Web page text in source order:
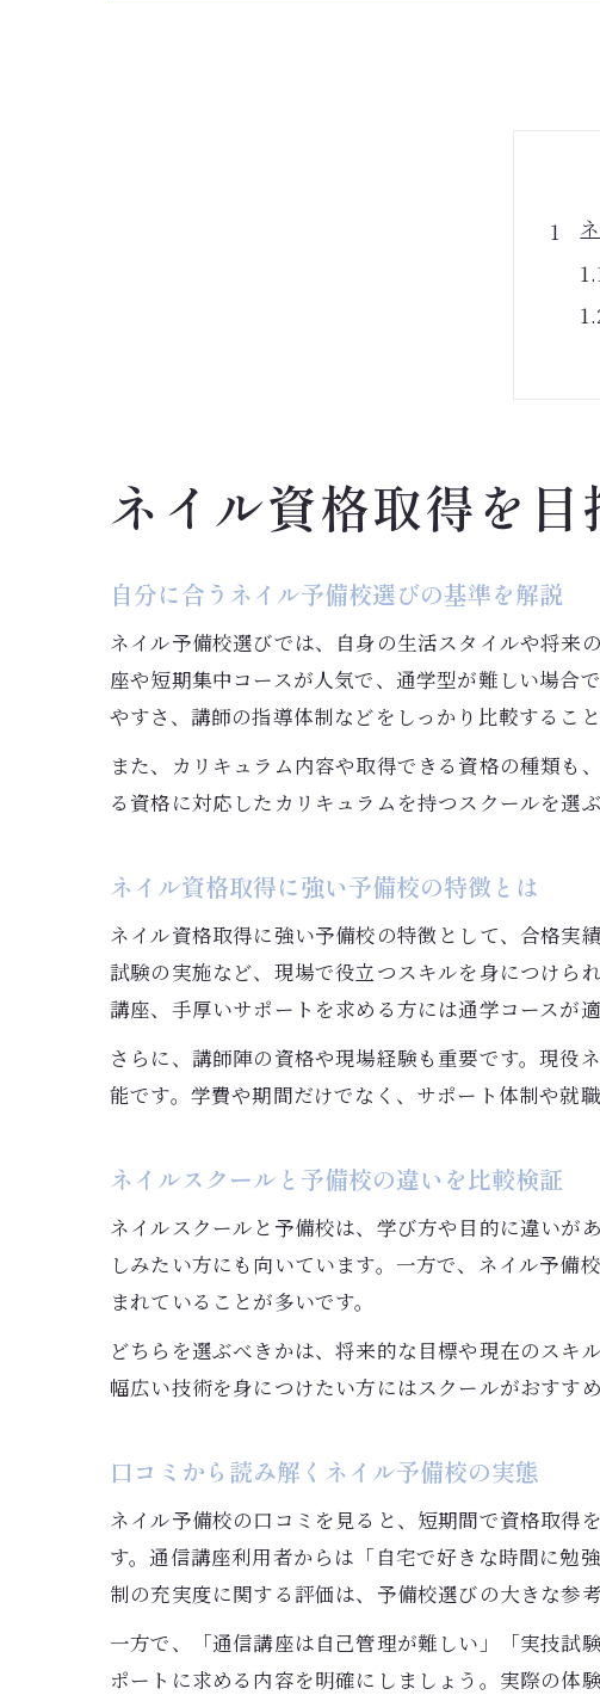
ネイル資格取得を
自分に合うネイル予備校選びの基準を解説
ネイル予備校選びでは、自身の生活スタイルや将来
座や短期集中コースが人気で、通学型が難しい場合
やすさ、講師の指導体制などをしっかり比較すること
また、カリキュラム内容や取得できる資格の種類も
る資格に対応したカリキュラムを持つスクールを選
ネイル資格取得に強い予備校の特徴とは
ネイル資格取得に強い予備校の特徴として、合格実
試験の実施など、現場で役立つスキルを身につけら
講座、手厚いサポートを求める方には通学コースが適
さらに、講師陣の資格や現場経験も重要です。現役
能です。学費や期間だけでなく、サポート体制や就
ネイルスクールと予備校の違いを比較検証
ネイルスクールと予備校は、学び方や目的に違いが
しみたい方にも向いています。一方で、ネイル予
まれていることが多いです。
どちらを選ぶべきかは、将来的な目標や現在のスキ
幅広い技術を身につけたい方にはスクールがおすす
口コミから読み解くネイル予備校の実態
ネイル予備校の口コミを見ると、短期間で資格取得
す。通信講座利用者からは「自宅で好きな時間に勉
制の充実度に関する評価は、予備校選びの大きな参考
一方で、「通信講座は自己管理が難しい」「実技試
ポートに求める内容を明確にしましょう。実際の体